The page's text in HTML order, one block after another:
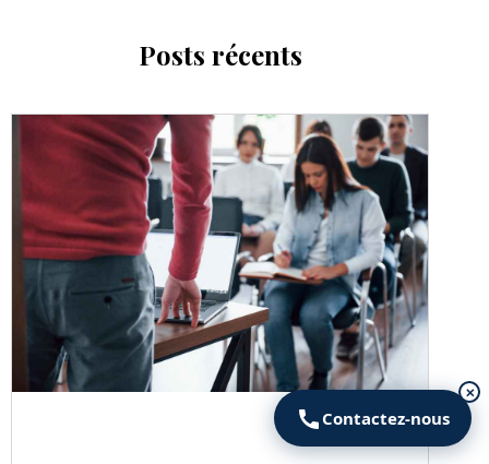
Posts récents
Contactez-nous
✕